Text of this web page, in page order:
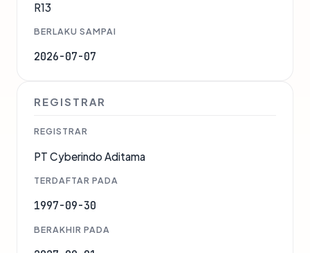
R13
BERLAKU SAMPAI
2026-07-07
REGISTRAR
REGISTRAR
PT Cyberindo Aditama
TERDAFTAR PADA
1997-09-30
BERAKHIR PADA